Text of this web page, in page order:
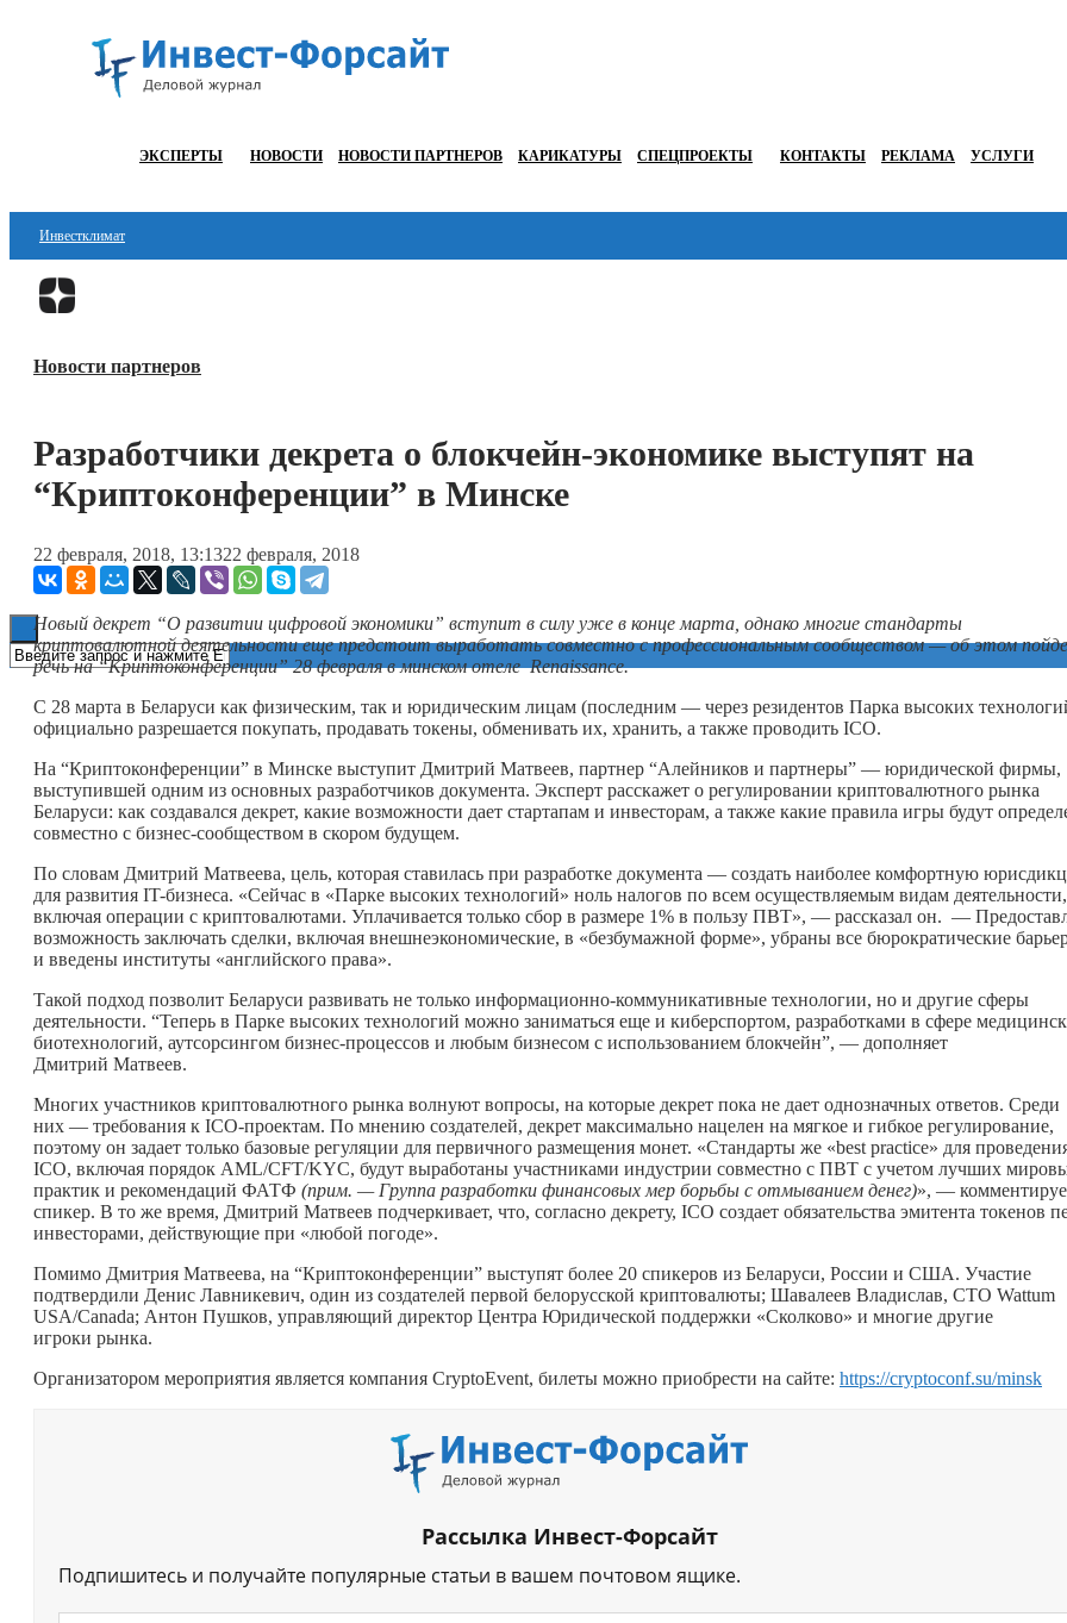
ЭКСПЕРТЫ НОВОСТИ НОВОСТИ ПАРТНЕРОВ КАРИКАТУРЫ СПЕЦПРОЕКТЫ КОНТАКТЫ РЕКЛАМА УСЛУГИ
Инвестклимат
Финансы
Блокчейн
Технологии
Книги
Новости партнеров
Разработчики декрета о блокчейн-экономике выступят на
“Криптоконференции” в Минске
22 февраля, 2018, 13:1322 февраля, 2018
Новый декрет “О развитии цифровой экономики” вступит в силу уже в конце марта, однако многие стандарты
криптовалютной деятельности еще предстоит выработать совместно с профессиональным сообществом — об этом
речь на “Криптоконференции” 28 февраля в минском отеле Renaissance.
С 28 марта в Беларуси как физическим, так и юридическим лицам (последним — через резидентов Парка высоких
официально разрешается покупать, продавать токены, обменивать их, хранить, а также проводить ICO.
На “Криптоконференции” в Минске выступит Дмитрий Матвеев, партнер “Алейников и партнеры” — юридической фирмы,
выступившей одним из основных разработчиков документа. Эксперт расскажет о регулировании криптовалютного рынка
Беларуси: как создавался декрет, какие возможности дает стартапам и инвесторам, а также какие правила игры будут
совместно с бизнес-сообществом в скором будущем.
По словам Дмитрий Матвеева, цель, которая ставилась при разработке документа — создать наиболее комфортную
для развития IT-бизнеса. «Сейчас в «Парке высоких технологий» ноль налогов по всем осуществляемым видам деятельности,
включая операции с криптовалютами. Уплачивается только сбор в размере 1% в пользу ПВТ», — рассказал он. —
возможность заключать сделки, включая внешнеэкономические, в «безбумажной форме», убраны все бюрократические
и введены институты «английского права».
Такой подход позволит Беларуси развивать не только информационно-коммуникативные технологии, но и другие сферы
деятельности. “Теперь в Парке высоких технологий можно заниматься еще и киберспортом, разработками в сфере
биотехнологий, аутсорсингом бизнес-процессов и любым бизнесом с использованием блокчейн”, — дополняет
Дмитрий Матвеев.
Многих участников криптовалютного рынка волнуют вопросы, на которые декрет пока не дает однозначных ответов. Среди
них — требования к ICO-проектам. По мнению создателей, декрет максимально нацелен на мягкое и гибкое регулирование,
поэтому он задает только базовые регуляции для первичного размещения монет. «Стандарты же «best practice» для
ICO, включая порядок AML/CFT/KYC, будут выработаны участниками индустрии совместно с ПВТ с учетом лучших
практик и рекомендаций ФАТФ (прим. — Группа разработки финансовых мер борьбы с отмыванием денег)», —
спикер. В то же время, Дмитрий Матвеев подчеркивает, что, согласно декрету, ICO создает обязательства эмитента токенов
инвесторами, действующие при «любой погоде».
Помимо Дмитрия Матвеева, на “Криптоконференции” выступят более 20 спикеров из Беларуси, России и США. Участие
подтвердили Денис Лавникевич, один из создателей первой белорусской криптовалюты; Шавалеев Владислав, CTO Wattum
USA/Canada; Антон Пушков, управляющий директор Центра Юридической поддержки «Сколково» и многие другие
игроки рынка.
Организатором мероприятия является компания CryptoEvent, билеты можно приобрести на сайте: https://cryptoconf.su/minsk
Рассылка Инвест-Форсайт
Подпишитесь и получайте популярные статьи в вашем почтовом ящике.